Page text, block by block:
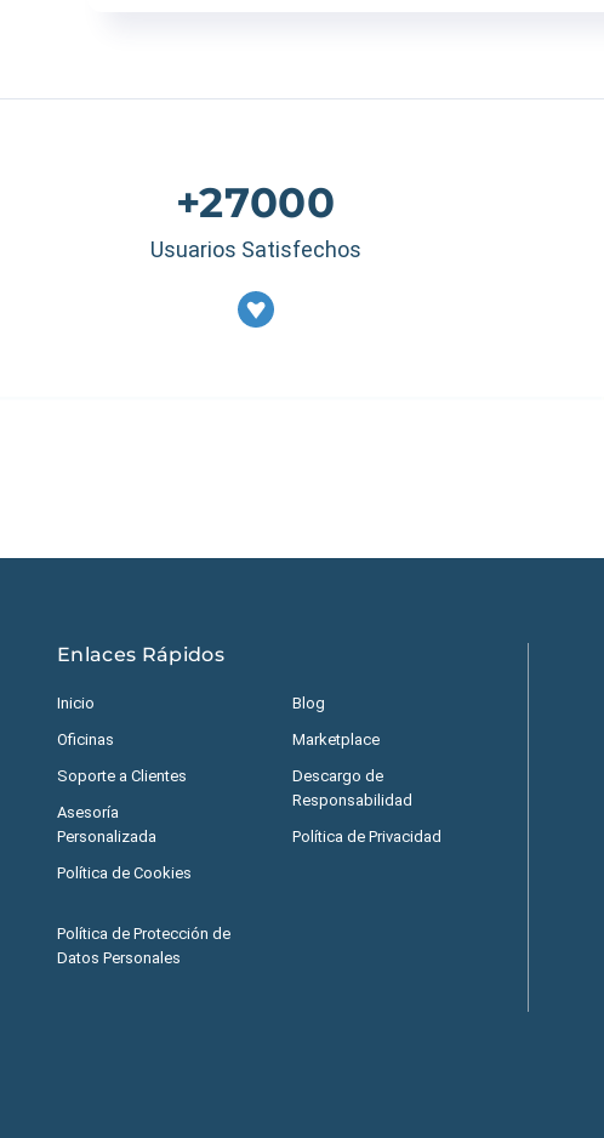
+27000
Usuarios Satisfechos
Enlaces Rápidos
Inicio
Oficinas
Soporte a Clientes
Asesoría
Personalizada
Política de Cookies
Blog
Marketplace
Descargo de
Responsabilidad
Política de Privacidad
Política de Protección de
Datos Personales